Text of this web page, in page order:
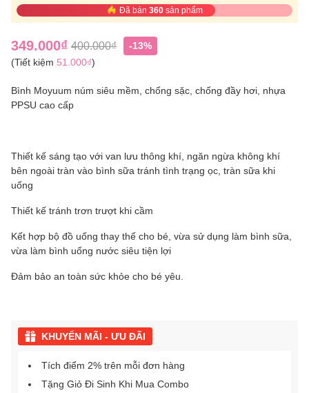
Đã bán 360 sản phẩm
349.000₫ 400.000₫
-13%
(Tiết kiệm 51.000₫)
Bình Moyuum núm siêu mềm, chống sặc, chống đầy hơi, nhựa
PPSU cao cấp
Thiết kế sáng tạo với van lưu thông khí, ngăn ngừa không khí
bên ngoài tràn vào bình sữa tránh tình trạng ọc, tràn sữa khi
uống
Thiết kế tránh trơn trượt khi cầm
Kết hợp bộ đồ uống thay thế cho bé, vừa sử dụng làm bình sữa,
vừa làm bình uống nước siêu tiện lợi
Đảm bảo an toàn sức khỏe cho bé yêu.
KHUYẾN MÃI - ƯU ĐÃI
Tích điểm 2% trên mỗi đơn hàng
Tặng Giỏ Đi Sinh Khi Mua Combo